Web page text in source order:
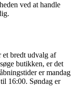
ved at handle
et bredt udvalg af
butikken, er det
er mandag
16:00. Søndag er